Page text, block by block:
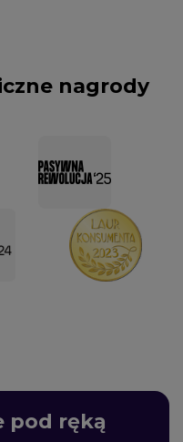
nagrody
pod ręką